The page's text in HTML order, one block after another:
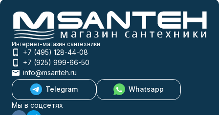
Интернет-магазин сантехники
+7 (495) 128-44-08
+7 (925) 999-66-50
info@msanteh.ru
Telegram
Whatsapp
Мы в соцсетях